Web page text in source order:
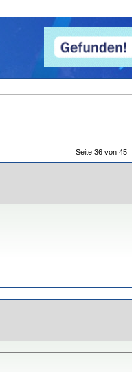
Seite 36 von 45